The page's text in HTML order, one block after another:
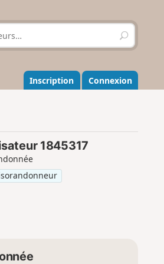
R
e
h
e
r
r
Inscription Connexion
1845317